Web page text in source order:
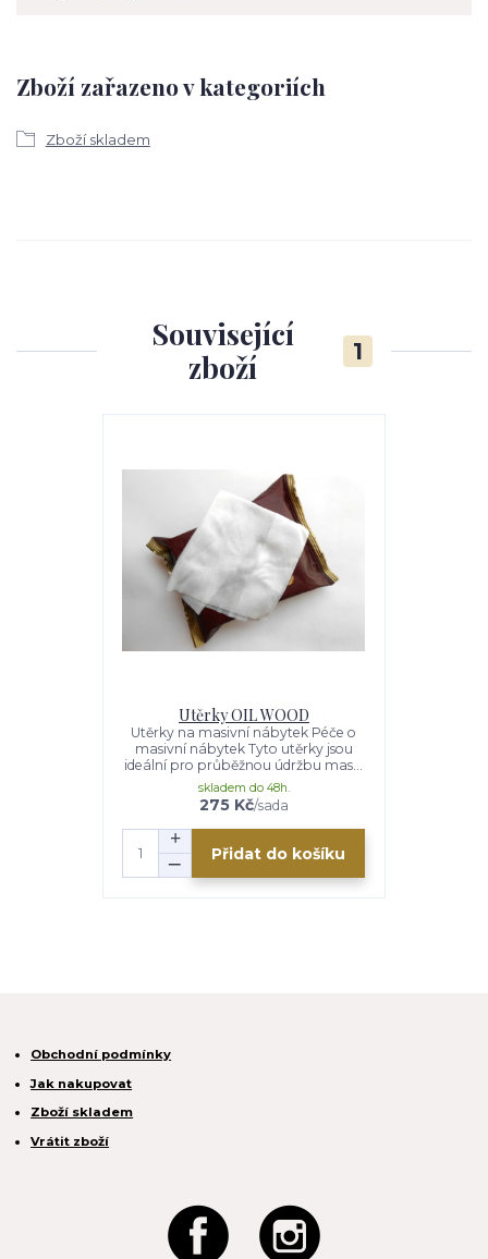
Zboží zařazeno v kategoriích
Zboží skladem
Související
zboží
1
Utěrky OIL WOOD
Utěrky na masivní nábytek Péče o
masivní nábytek Tyto utěrky jsou
ideální pro průběžnou údržbu mas...
275 Kč/sada
skladem do 48h.
Přidat do košíku
Obchodní podmínky
Jak nakupovat
Zboží skladem
Vrátit zboží